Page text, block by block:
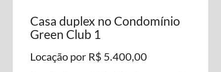
Casa duplex no Condomínio
Green Club 1
Locação por R$ 5.400,00